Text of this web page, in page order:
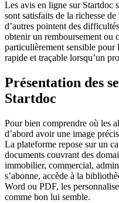
Les avis en ligne sur Startdoc
sont satisfaits de la richesse
d’autres pointent des
obtenir un remboursement ou
particulièrement sensible pour
rapide et traçable lorsqu’un
Présentation des
Startdoc
Pour bien comprendre où les
d’abord avoir une image
La plateforme repose sur un
documents couvrant des
immobilier, commercial,
s’abonne, accède à la
Word ou PDF, les
comme bon lui semble.